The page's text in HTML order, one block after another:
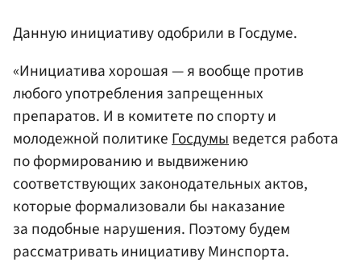
Данную инициативу одобрили в Госдуме.
«Инициатива хорошая — я вообще против
любого употребления запрещенных
препаратов. И в комитете по спорту и
молодежной политикеГосдумыведется работа
по формированию и выдвижению
соответствующих законодательных актов,
которые формализовали бы наказание
за подобные нарушения. Поэтому будем
рассматривать инициативу Минспорта.